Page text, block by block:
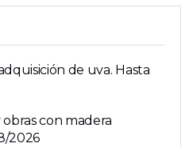
de uva. Hasta
con madera
2026